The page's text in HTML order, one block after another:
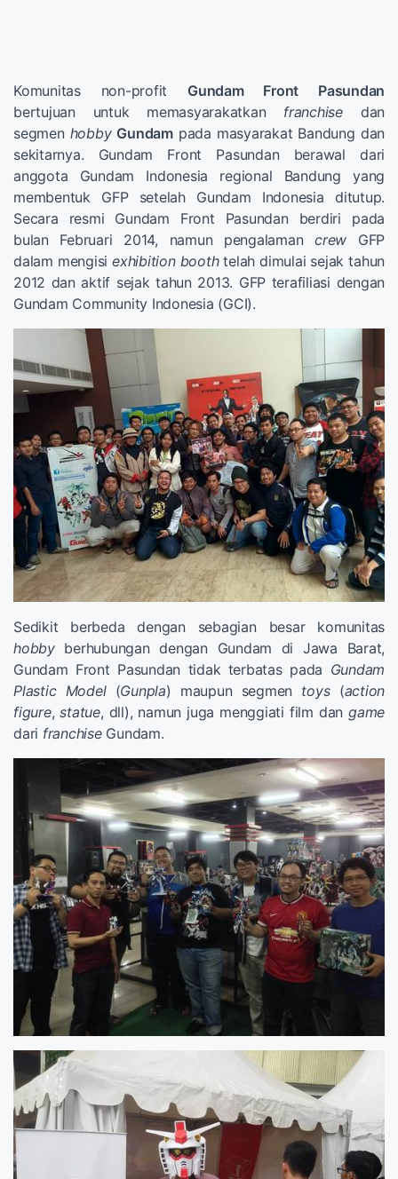
Komunitas non-profit Gundam Front Pasundan
bertujuan untuk memasyarakatkan franchisedan
segmen hobby Gundampada masyarakat Bandung dan
sekitarnya. Gundam Front Pasundan berawal dari
anggota Gundam Indonesia regional Bandung yang
membentuk GFP setelah Gundam Indonesia ditutup.
Secara resmi Gundam Front Pasundan berdiri pada
bulan Februari 2014, namun pengalamancrew GFP
dalam mengisiexhibition boothtelah dimulai sejak tahun
2012 dan aktif sejak tahun 2013. GFP terafiliasi dengan
Gundam Community Indonesia (GCI).
Sedikit berbeda dengan sebagian besar komunitas
hobbyberhubungan dengan Gundam di Jawa Barat,
Gundam Front Pasundan tidak terbatas pada Gundam
Plastic Model(Gunpla) maupun segmen toys(action
figure,statue, dll), namun juga menggiati film dan game
dari franchise Gundam.